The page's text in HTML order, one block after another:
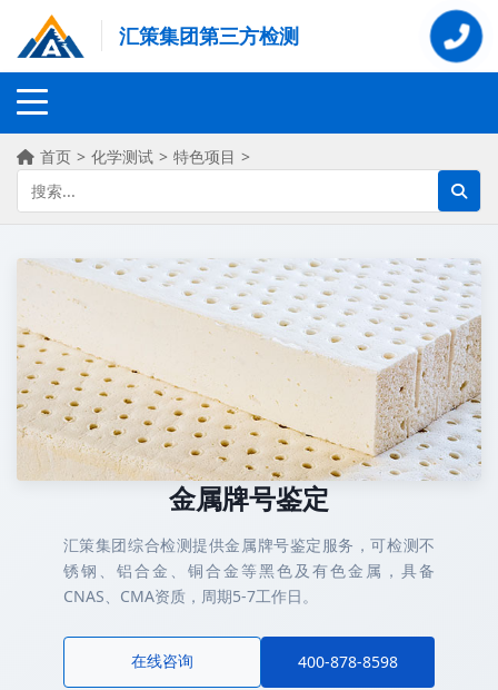
汇策集团第三方检测
首页 > 化学测试 > 特色项目 >
金属牌号鉴定
汇策集团综合检测提供金属牌号鉴定服务，可检测不
锈钢、铝合金、铜合金等黑色及有色金属，具备
CNAS、CMA资质，周期5-7工作日。
在线咨询 400-878-8598